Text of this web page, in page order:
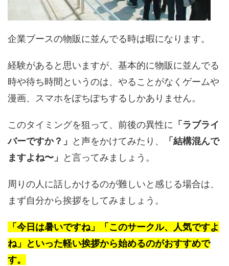
企業ブースの物販に並んでる時は暇になります。
経験があると思いますが、基本的に物販に並んでる
時や待ち時間というのは、やることがなくゲームや
漫画、スマホをぽちぽちするしかありません。
このタイミングを狙って、前後の異性に 「ラブライ
バーですか？」
と声をかけてみたり、
「結構混んで
ますよね〜」
と言ってみましょう。
周りの人に話しかけるのが難しいと感じる場合は、
まず自分から挨拶をしてみましょう。
「今日は暑いですね」「このサークル、人気ですよ
ね」といった軽い挨拶から始めるのがおすすめで
す。